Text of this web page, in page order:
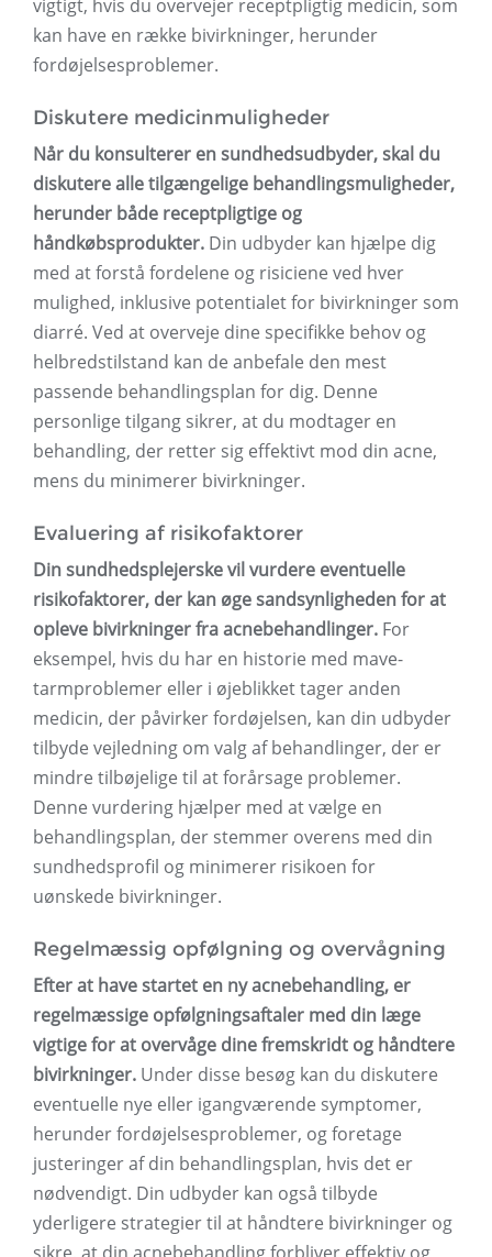
vigtigt, hvis du overvejer receptpligtig medicin, som
kan have en række bivirkninger, herunder
fordøjelsesproblemer.
Diskutere medicinmuligheder
Når du konsulterer en sundhedsudbyder, skal du
diskutere alle tilgængelige behandlingsmuligheder,
herunder både receptpligtige og
håndkøbsprodukter. Din udbyder kan hjælpe dig
med at forstå fordelene og risiciene ved hver
mulighed, inklusive potentialet for bivirkninger som
diarré. Ved at overveje dine specifikke behov og
helbredstilstand kan de anbefale den mest
passende behandlingsplan for dig. Denne
personlige tilgang sikrer, at du modtager en
behandling, der retter sig effektivt mod din acne,
mens du minimerer bivirkninger.
Evaluering af risikofaktorer
Din sundhedsplejerske vil vurdere eventuelle
risikofaktorer, der kan øge sandsynligheden for at
opleve bivirkninger fra acnebehandlinger. For
eksempel, hvis du har en historie med mave-
tarmproblemer eller i øjeblikket tager anden
medicin, der påvirker fordøjelsen, kan din udbyder
tilbyde vejledning om valg af behandlinger, der er
mindre tilbøjelige til at forårsage problemer.
Denne vurdering hjælper med at vælge en
behandlingsplan, der stemmer overens med din
sundhedsprofil og minimerer risikoen for
uønskede bivirkninger.
Regelmæssig opfølgning og overvågning
Efter at have startet en ny acnebehandling, er
regelmæssige opfølgningsaftaler med din læge
vigtige for at overvåge dine fremskridt og håndtere
bivirkninger. Under disse besøg kan du diskutere
eventuelle nye eller igangværende symptomer,
herunder fordøjelsesproblemer, og foretage
justeringer af din behandlingsplan, hvis det er
nødvendigt. Din udbyder kan også tilbyde
yderligere strategier til at håndtere bivirkninger og